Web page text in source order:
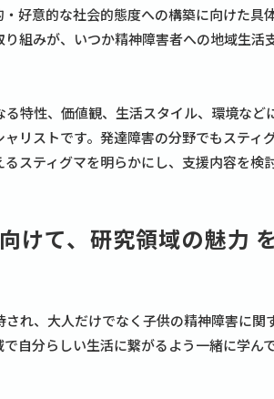
好意的な社会的態度への構築に向けた具
組みが、いつか精神障害者への地域生活
特性、価値観、生活スタイル、環境など
リストです。発達障害の分野でもスティ
スティグマを明らかにし、支援内容を検
けて、研究領域の魅力
れ、大人だけでなく子供の精神障害に関
分らしい生活に繋がるよう一緒に学んで